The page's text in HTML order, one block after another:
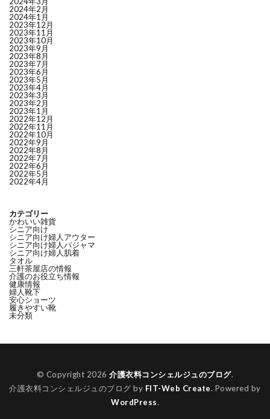
2024年2月
2024年1月
2023年12月
2023年11月
2023年10月
2023年9月
2023年8月
2023年7月
2023年6月
2023年5月
2023年4月
2023年3月
2023年2月
2023年1月
2022年12月
2022年11月
2022年10月
2022年9月
2022年8月
2022年7月
2022年6月
2022年5月
2022年4月
カテゴリー
かわいい雑貨
シニア向け
シニア向け婦人アウター
シニア向け婦人パジャマ
シニア向け婦人肌着
タオル
三軒茶屋店の情報
介護のお役立ち情報
健康情報
婦人靴下
安心ショーツ
履きやすい靴
未分類
© Copyright 2026介護衣料コンシェルジュのブログ.
介護衣料コンシェルジュのブログ by FIT-Web Create. Powered by
WordPress.